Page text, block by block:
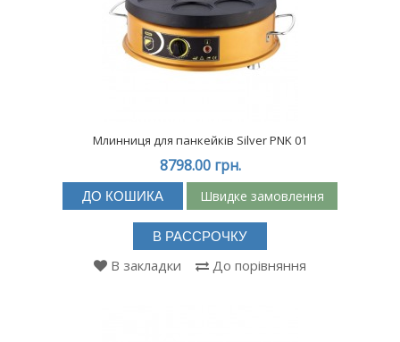
Млинниця для панкейків Silver PNK 01
8798.00 грн.
ДО КОШИКА Швидке замовлення
В РАССРОЧКУ
В закладки До порівняння